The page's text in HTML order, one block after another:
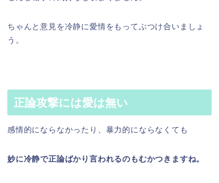
ちゃんと意見を冷静に愛情をもってぶつけ合いましょ
う。
正論攻撃には愛は無い
感情的にならなかったり、暴力的にならなくても
妙に冷静で正論ばかり言われるのもむかつきますね。